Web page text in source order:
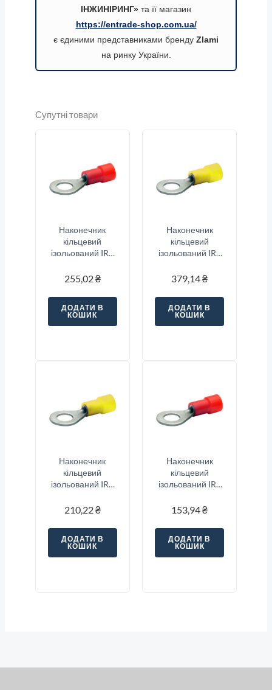
ІНЖИНІРИНГ» та її магазин
https://entrade-shop.com.ua/
є єдиними представниками бренду Zlami
на ринку України.
Супутні товари
Наконечник
кільцевий
ізольований IRT
1.5/12), червоний
255,02₴
ДОДАТИ В
КОШИК
Наконечник
кільцевий
ізольований IRT
жовтий
379,14₴
ДОДАТИ В
КОШИК
Наконечник
кільцевий
ізольований IRT
жовтий
210,22₴
ДОДАТИ В
КОШИК
Наконечник
кільцевий
ізольований IRT
1.5/10), червоний
153,94₴
ДОДАТИ В
КОШИК